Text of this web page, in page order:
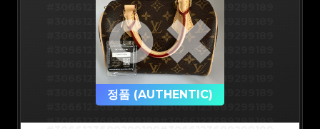
#3066123689299189#3066123689299189
#3066123689299189#3066123689299189
#3066123689299189#3066123689299189
#3066123689299189#3066123689299189
#3066123689299189#3066123689299189
#3066123689299189#3066123689299189
#3066123689299189#3066123689299189
#3066123689299189#3066123689299189
#3066123689299189#3066123689299189
정품 (AUTHENTIC)